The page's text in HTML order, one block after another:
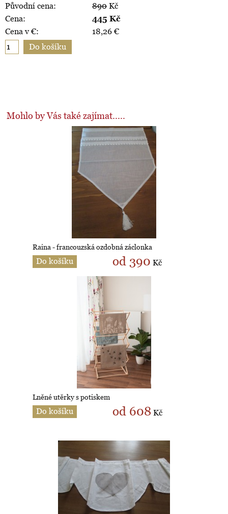
Původní cena:
890 Kč
Cena:
445 Kč
Cena v €:
18,26 €
Mohlo by Vás také zajímat.....
Raina - francouzská ozdobná záclonka
Do košíku od 390 Kč
Lněné utěrky s potiskem
Do košíku od 608 Kč